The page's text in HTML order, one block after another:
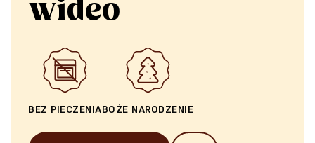
wideo
BEZ PIECZENIABOŻE NARODZENIE